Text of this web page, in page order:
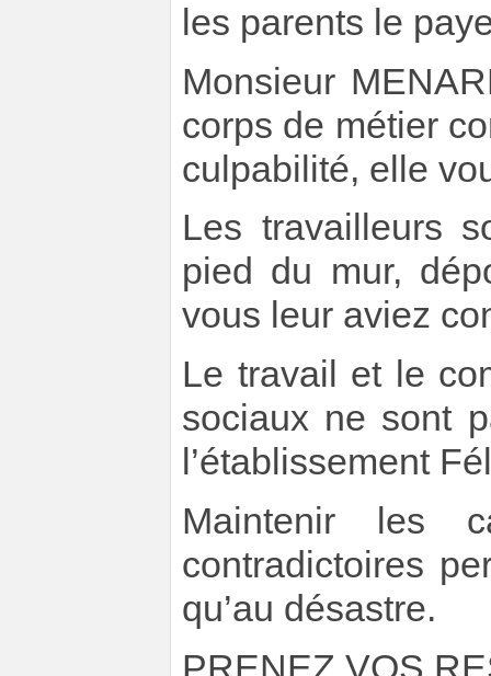
les parents le
Monsieur
corps de métier
culpabilité, elle
Les travailleurs
pied du mur,
vous leur aviez
Le travail et le
sociaux ne sont
l’établissement
Maintenir les
contradictoires
qu’au désastre.
PRENEZ VOS